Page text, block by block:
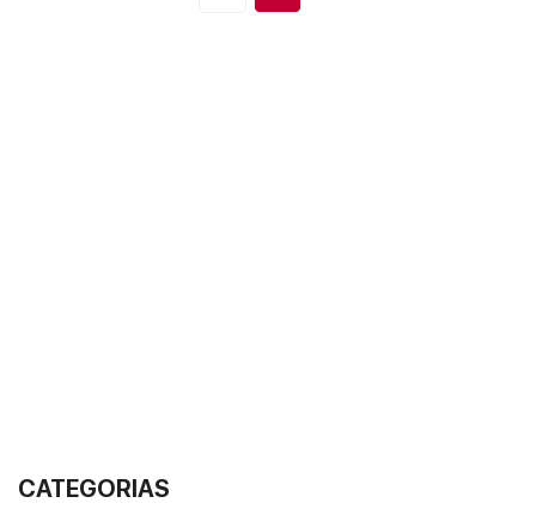
CATEGORIAS